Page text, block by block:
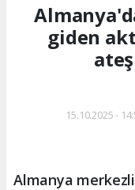
giden
15.10.2025 -
Almanya